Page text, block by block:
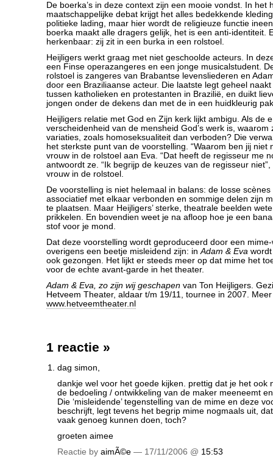
De boerka’s in deze context zijn een mooie vondst. In het
maatschappelijke debat krijgt het alles bedekkende
politieke lading, maar hier wordt de religieuze functie
boerka maakt alle dragers gelijk, het is een anti-identiteit.
herkenbaar: zij zit in een burka in een rolstoel.
Heijligers werkt graag met niet geschoolde acteurs. In
een Finse operazangeres en een jonge musicalstudent.
rolstoel is zangeres van Brabantse levensliederen en
door een Braziliaanse acteur. Die laatste legt geheel
tussen katholieken en protestanten in Brazilië, en duikt
jongen onder de dekens dan met de in een huidkleurig
Heijligers relatie met God en Zijn kerk lijkt ambigu. Als de
verscheidenheid van de mensheid God’s werk is, waarom
variaties, zoals homoseksualiteit dan verboden? Die
het sterkste punt van de voorstelling. “Waarom ben jij niet
vrouw in de rolstoel aan Eva. “Dat heeft de regisseur me
antwoordt ze. “Ik begrijp de keuzes van de regisseur
vrouw in de rolstoel.
De voorstelling is niet helemaal in balans: de losse scènes
associatief met elkaar verbonden en sommige delen zijn
te plaatsen. Maar Heijligers’ sterke, theatrale beelden
prikkelen. En bovendien weet je na afloop hoe je een
stof voor je mond.
Dat deze voorstelling wordt geproduceerd door een
overigens een beetje misleidend zijn: inAdam & Eva
ook gezongen. Het lijkt er steeds meer op dat mime het
voor de echte avant-garde in het theater.
Adam & Eva, zo zijn wij geschapen van Ton Heijligers.
Hetveem Theater, aldaar t/m 19/11, tournee in 2007.
www.hetveemtheater.nl
1 reactie »
dag simon,
dankje wel voor het goede kijken. prettig dat je het ook
de bedoeling / ontwikkeling van de maker meeneemt
Die ‘misleidende’ tegenstelling van de mime en deze
beschrijft, legt tevens het begrip mime nogmaals uit,
vaak genoeg kunnen doen, toch?
groeten aimee
Reactie by aimÃ©e — 17/11/2006 @ 15:53